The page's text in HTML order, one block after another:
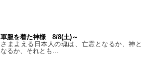
軍服を着た神様 8/8(土)～
さまよえる日本人の魂は、亡霊となるか、神と
なるか、それとも…